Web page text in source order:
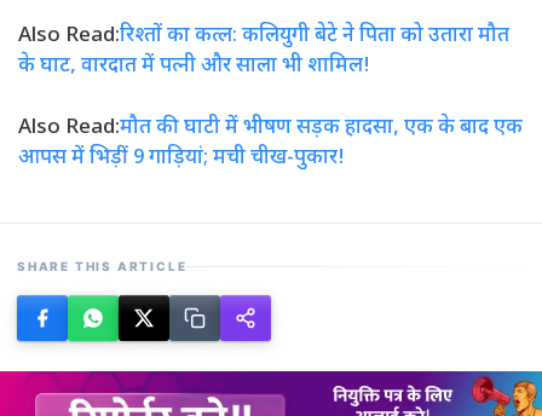
Also Read:रिश्तों का कत्ल: कलियुगी बेटे ने पिता को उतारा मौत
के घाट, वारदात में पत्नी और साला भी शामिल!
Also Read:मौत की घाटी में भीषण सड़क हादसा, एक के बाद एक
आपस में भिड़ीं 9 गाड़ियां; मची चीख-पुकार!
SHARE THIS ARTICLE